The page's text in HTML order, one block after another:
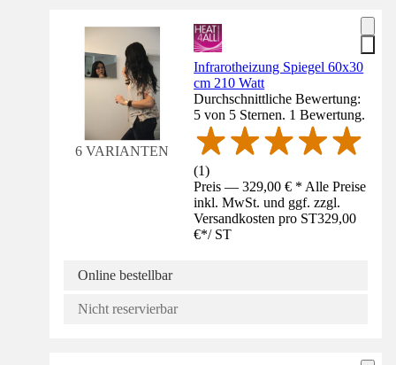
6 VARIANTEN
Infrarotheizung Spiegel 60x30
cm 210 Watt
Durchschnittliche Bewertung:
5 von 5 Sternen. 1 Bewertung.
(1)
Preis — 329,00 € * Alle Preise
inkl. MwSt. und ggf. zzgl.
Versandkosten pro ST329,00
€*/ ST
Online bestellbar
Nicht reservierbar